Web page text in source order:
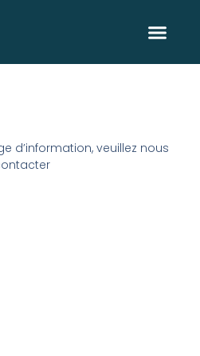
d’information, veuillez nous